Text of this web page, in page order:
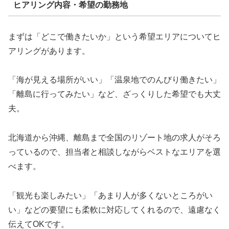
ヒアリング内容・希望の勤務地
まずは「どこで働きたいか」という希望エリアについてヒ
アリングがあります。
「海が見える場所がいい」「温泉地でのんびり働きたい」
「離島に行ってみたい」など、ざっくりした希望でも大丈
夫。
北海道から沖縄、離島まで全国のリゾート地の求人がそろ
っているので、担当者と相談しながらベストなエリアを選
べます。
「観光も楽しみたい」「あまり人が多くないところがい
い」などの要望にも柔軟に対応してくれるので、遠慮なく
伝えてOKです。